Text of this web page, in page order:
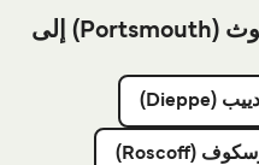
بدائل العبارات من بورتسموث (Portsmouth) إلى